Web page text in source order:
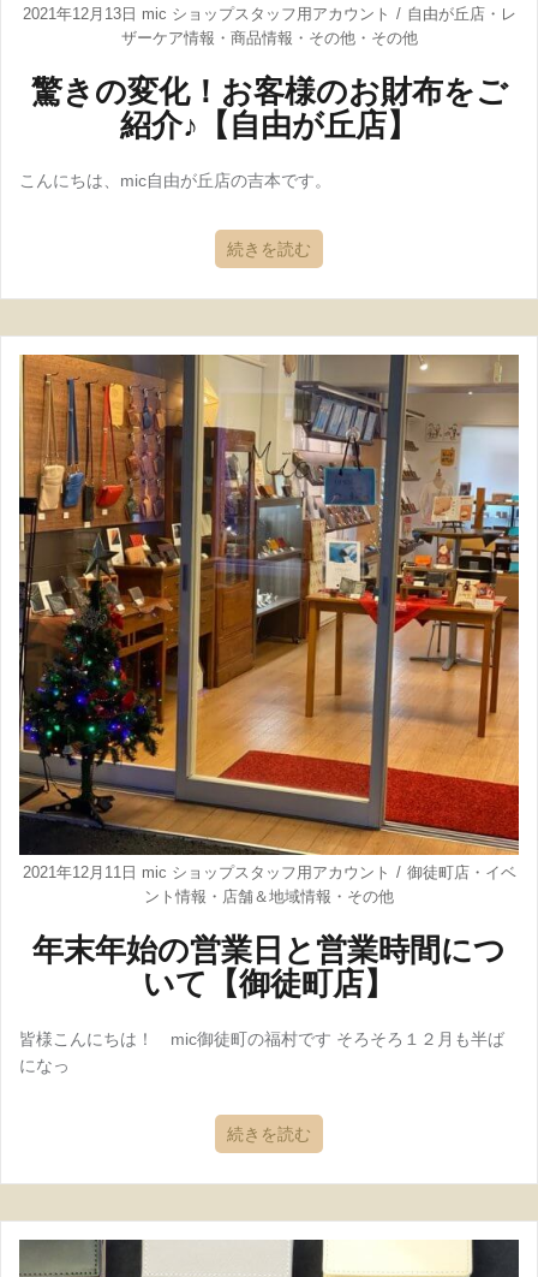
2021年12月13日 mic ショップスタッフ用アカウント 自由が丘店・ レ
ザーケア情報 ・ 商品情報 ・ その他・ その他
驚きの変化！お客様のお財布をご
紹介♪【自由が丘店】
こんにちは、mic自由が丘店の吉本です。
続きを読む
2021年12月11日 mic ショップスタッフ用アカウント 御徒町店・ イベ
ント情報 ・ 店舗＆地域情報 ・ その他
年末年始の営業日と営業時間につ
いて【御徒町店】
皆様こんにちは！ mic御徒町の福村です そろそろ１２月も半ば
になっ
続きを読む